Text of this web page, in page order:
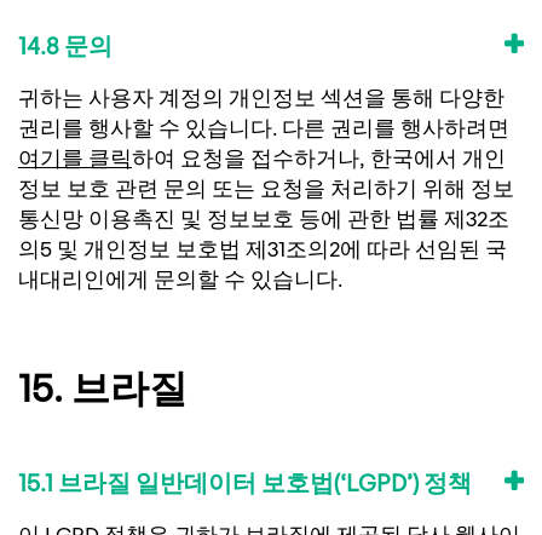
14.8 문의
귀하는 사용자 계정의 개인정보 섹션을 통해 다양한
권리를 행사할 수 있습니다. 다른 권리를 행사하려면
여기를 클릭하여 요청을 접수하거나, 한국에서 개인
정보 보호 관련 문의 또는 요청을 처리하기 위해 정보
통신망 이용촉진 및 정보보호 등에 관한 법률 제32조
의5 및 개인정보 보호법 제31조의2에 따라 선임된 국
내대리인에게 문의할 수 있습니다.
15. 브라질
15.1 브라질 일반데이터 보호법(‘LGPD’) 정책